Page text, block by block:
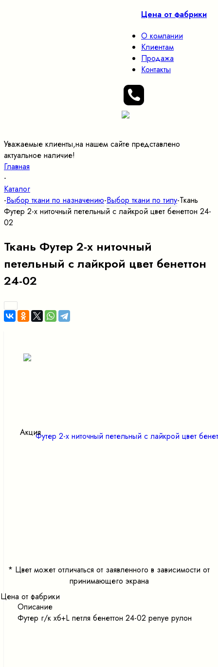
Цена от фабрики
О компании
Клиентам
Продажа
Контакты
Уважаемые клиенты,на нашем сайте представлено
актуальное наличие!
Главная
-
Каталог
-Выбор ткани по назначению-Выбор ткани по типу-Ткань
Футер 2-х ниточный петельный с лайкрой цвет бенеттон 24-
02
Ткань Футер 2-х ниточный
петельный с лайкрой цвет бенеттон
24-02
Акция
Цена от фабрики
* Цвет может отличаться от заявленного в зависимости от
принимающего экрана
Описание
Футер г/к хб+L петля бенеттон 24-02 penye рулон